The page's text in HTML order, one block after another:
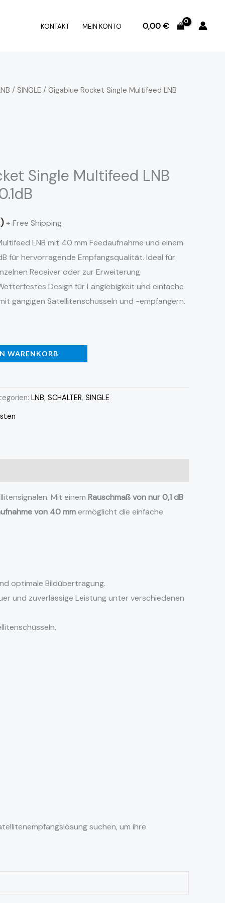
KONTAKT MEIN KONTO 0,00€
/ SINGLE / Gigablue Rocket Single Multifeed LNB
Single Multifeed LNB
+ Free Shipping
LNB mit 40 mm Feedaufnahme und einem
für hervorragende Empfangsqualität. Ideal für
Receiver oder zur Erweiterung
Design für Langlebigkeit und einfache
gängigen Satellitenschüsseln und -empfängern.
WARENKORB
LNB, SCHALTER, SINGLE
Mit einem Rauschmaß von nur 0,1 dB
von 40 mmermöglicht die einfache
optimale Bildübertragung.
und zuverlässige Leistung unter verschiedenen
suchen, um ihre